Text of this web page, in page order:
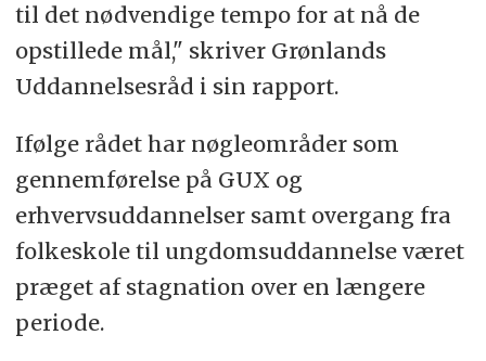
til det nødvendige tempo for at nå de
opstillede mål," skriver Grønlands
Uddannelsesråd i sin rapport.
Ifølge rådet har nøgleområder som
gennemførelse på GUX og
erhvervsuddannelser samt overgang fra
folkeskole til ungdomsuddannelse været
præget af stagnation over en længere
periode.